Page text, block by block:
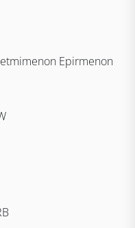
Epirmenon